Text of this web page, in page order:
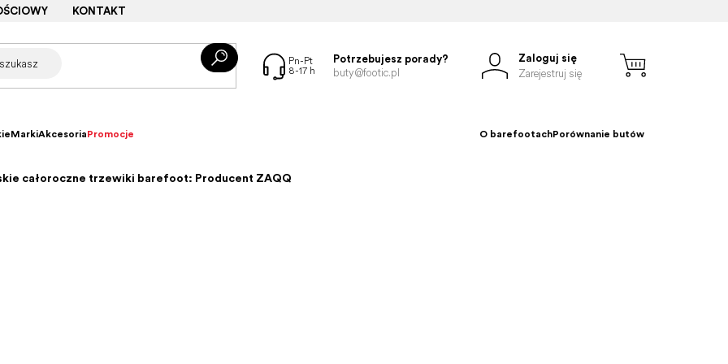
KONTAKT
Potrzebujesz porady?
buty@footic.pl
Zaloguj się
Zarejestruj się
MarkiAkcesoriaPromocje O barefootachPorównanie butów
całoroczne trzewiki barefoot: Producent ZAQQ